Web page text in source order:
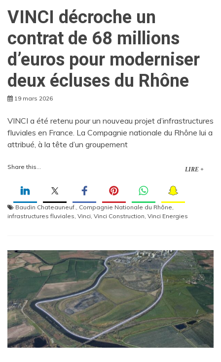
VINCI décroche un
contrat de 68 millions
d’euros pour moderniser
deux écluses du Rhône
19 mars 2026
VINCI a été retenu pour un nouveau projet d’infrastructures
fluviales en France. La Compagnie nationale du Rhône lui a
attribué, à la tête d’un groupement
Share this... LIRE +
Baudin Chateauneuf., Compagnie Nationale du Rhône,
infrastructures fluviales, Vinci, Vinci Construction, Vinci Energies